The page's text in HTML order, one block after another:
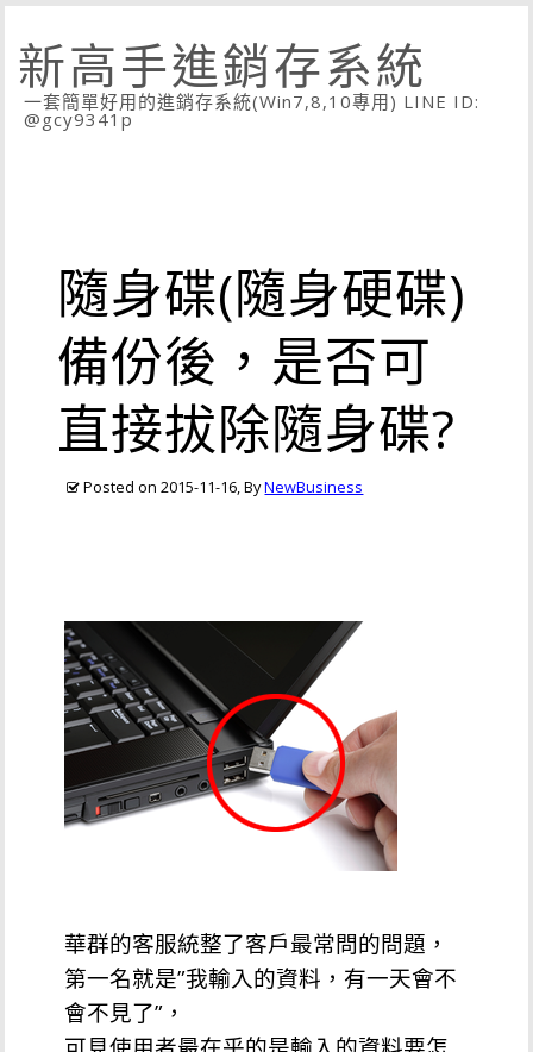
新高手進銷存系統
一套簡單好用的進銷存系統(Win7,8,10專用) LINE ID:
@gcy9341p
隨身碟(隨身硬碟)
備份後，是否可
直接拔除隨身碟?
Posted on 2015-11-16, ByNewBusiness
華群的客服統整了客戶最常問的問題，
第一名就是”我輸入的資料，有一天會不
會不見了”，